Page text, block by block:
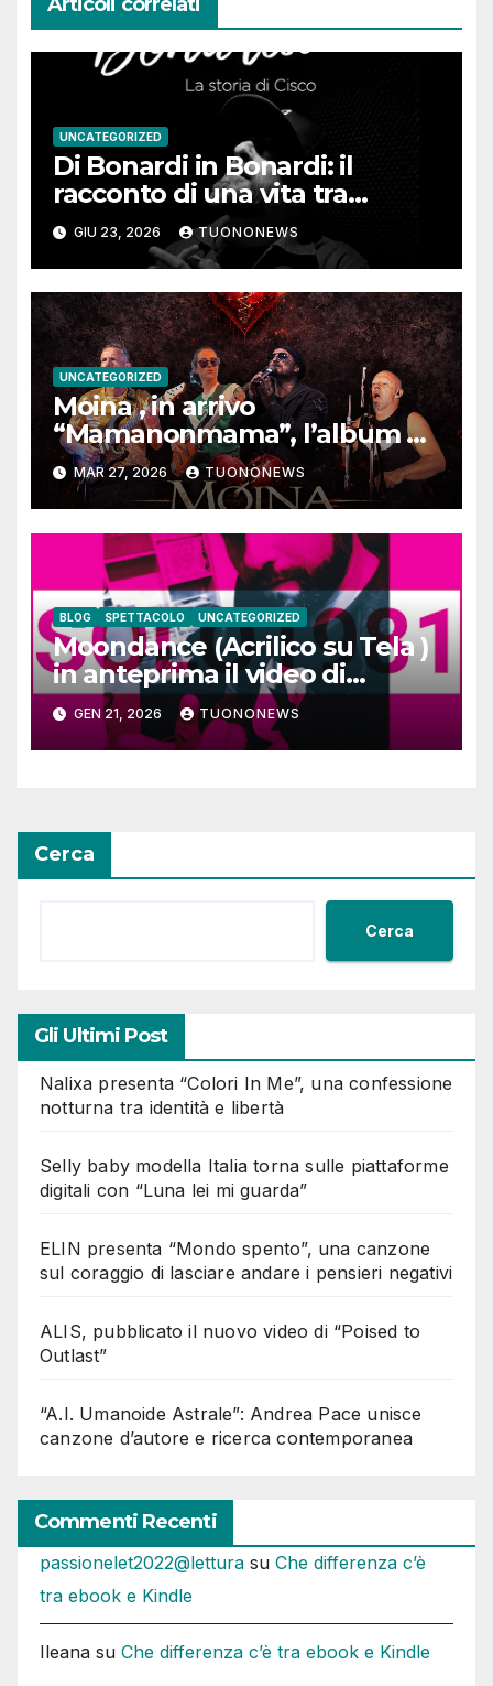
UNCATEGORIZED
Di Bonardi in Bonardi: il
racconto di una vita tra
memoria, musica e identità
GIU 23, 2026 TUONONEWS
UNCATEGORIZED
Moina , in arrivo
“Mamanonmama”, l’album di
debutto per Ghost Record
MAR 27, 2026 TUONONEWS
BLOG SPETTACOLO UNCATEGORIZED
Moondance (Acrilico su Tela )
in anteprima il video di
SOLO1981
GEN 21, 2026 TUONONEWS
Cerca
Cerca
Gli Ultimi Post
Nalixa presenta “Colori In Me”, una confessione
notturna tra identità e libertà
Selly baby modella Italia torna sulle piattaforme
digitali con “Luna lei mi guarda”
ELIN presenta “Mondo spento”, una canzone
sul coraggio di lasciare andare i pensieri negativi
ALIS, pubblicato il nuovo video di “Poised to
Outlast”
“A.I. Umanoide Astrale”: Andrea Pace unisce
canzone d’autore e ricerca contemporanea
Commenti Recenti
passionelet2022@lettura su Che differenza c’è
tra ebook e Kindle
Ileana su Che differenza c’è tra ebook e Kindle